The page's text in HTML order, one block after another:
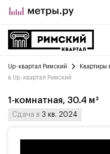
Up-квартал Римский Квартиры
в Up-квартал Римский
1-комнатная, 30.4 м²
Сдача в 3 кв. 2024